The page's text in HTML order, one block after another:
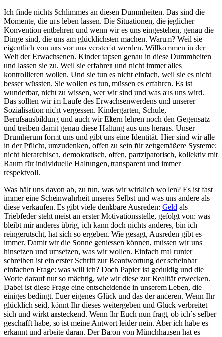
Ich finde nichts Schlimmes an diesen Dummheiten. Das sind die
Momente, die uns leben lassen. Die Situationen, die jeglicher
Konvention entbehren und wenn wir es uns eingestehen, genau die
Dinge sind, die uns am glücklichsten machen. Warum? Weil sie
eigentlich von uns vor uns versteckt werden. Willkommen in der
Welt der Erwachsenen. Kinder tapsen genau in diese Dummheiten
und lassen sie zu. Weil sie erfahren und nicht immer alles
kontrollieren wollen. Und sie tun es nicht einfach, weil sie es nicht
besser wüssten. Sie wollen es tun, müssen es erfahren. Es ist
wunderbar, nicht zu wissen, wer wir sind und was aus uns wird.
Das sollten wir im Laufe des Erwachsenwerdens und unserer
Sozialisation nicht vergessen. Kindergarten, Schule,
Berufsausbildung und auch wir Eltern lehren noch den Gegensatz
und treiben damit genau diese Haltung aus uns heraus. Unser
Drumherum formt uns und gibt uns eine Identität. Hier sind wir alle
in der Pflicht, umzudenken, offen zu sein für zeitgemäßere Systeme:
nicht hierarchisch, demokratisch, offen, partzipatorisch, kollektiv mit
Raum für individuelle Haltungen, transparent und immer
respektvoll.
Was hält uns davon ab, zu tun, was wir wirklich wollen? Es ist fast
immer eine Scheinwahrheit unseres Selbst und was uns andere als
diese verkaufen. Es gibt viele denkbare Ausreden: Geld als
Triebfeder steht meist an erster Motivationsstelle, gefolgt von: was
bleibt mir anderes übrig, ich kann doch nichts anderes, bin ich
reingerutscht, hat sich so ergeben. Wie gesagt, Ausreden gibt es
immer. Damit wir die Sonne geniessen können, müssen wir uns
hinsetzen und umsetzen, was wir wollen. Einfach mal runter
schreiben ist ein erster Schritt zur Beantwortung der scheinbar
einfachen Frage: was will ich? Doch Papier ist geduldig und die
Worte darauf nur so mächtig, wie wir diese zur Realität erwecken.
Dabei ist diese Frage eine entscheidende in unserem Leben, die
einiges bedingt. Euer eigenes Glück und das der anderen. Wenn Ihr
glücklich seid, könnt Ihr dieses weitergeben und Glück verbreitet
sich und wirkt ansteckend. Wenn Ihr Euch nun fragt, ob ich´s selber
geschafft habe, so ist meine Antwort leider nein. Aber ich habe es
erkannt und arbeite daran. Der Baron von Münchhausen hat es